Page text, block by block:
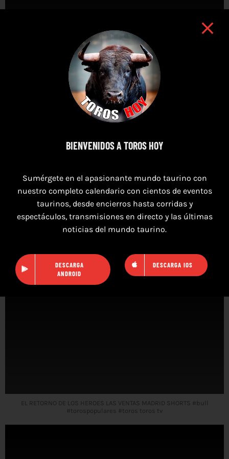
TORO BRAVO EN QUARTELL 😱🤦‍♀️ TOROS TV TOROSHOY.COM #torobravo
#toros #TOROSTV
2024 short #toros2024 #toros
EL RETORNO DE LOS HEROES LAS VENTAS MADRID SHORTS #bull
#torospopulares #toros toros tv
BIENVENIDOS A TOROS HOY
Sumérgete en el apasionante mundo taurino con
nuestro completo calendario con cientos de eventos
taurinos, desde encierros hasta corridas y
espectáculos, transmisiones en directo y las últimas
noticias del mundo taurino.
DESCARGA
ANDROID
DESCARGA IOS